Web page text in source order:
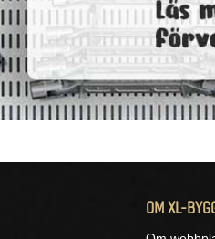
OM XL-